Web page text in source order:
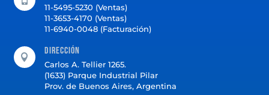
11-5495-5230 (Ventas)
11-3653-4170 (Ventas)
11-6940-0048 (Facturación)

Dirección
Carlos A. Tellier 1265.
(1633) Parque Industrial Pilar
Prov. de Buenos Aires, Argentina